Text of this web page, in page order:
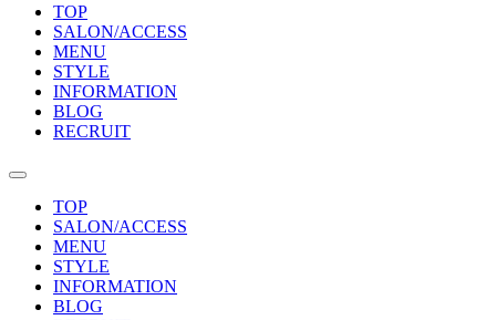
TOP
SALON/ACCESS
MENU
STYLE
INFORMATION
BLOG
RECRUIT
TOP
SALON/ACCESS
MENU
STYLE
INFORMATION
BLOG